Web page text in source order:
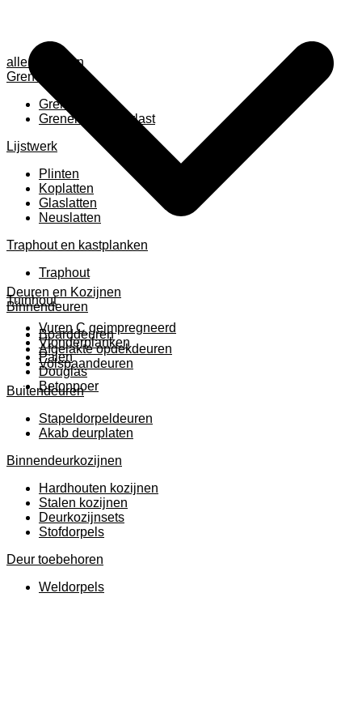
alle anzeigen
Grenen
Grenen B ruw
Grenen gevingerlast
Lijstwerk
Plinten
Koplatten
Glaslatten
Neuslatten
Traphout en kastplanken
Traphout
Tuinhout
Vuren C geimpregneerd
Vlonderplanken
Palen
Douglas
Betonpoer
Deuren en Kozijnen
Binnendeuren
Boarddeuren
Afgelakte opdekdeuren
Volspaandeuren
Buitendeuren
Stapeldorpeldeuren
Akab deurplaten
Binnendeurkozijnen
Hardhouten kozijnen
Stalen kozijnen
Deurkozijnsets
Stofdorpels
Deur toebehoren
Weldorpels